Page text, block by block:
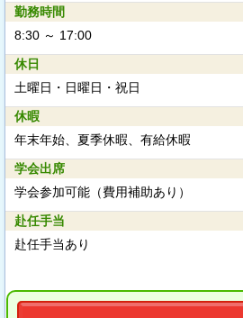
勤務時間
8:30 ～ 17:00
休日
土曜日・日曜日・祝日
休暇
年末年始、夏季休暇、有給休暇
学会出席
学会参加可能（費用補助あり）
赴任手当
赴任手当あり